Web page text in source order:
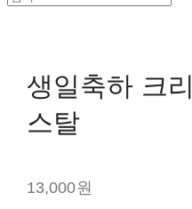
생일축하 크리
스탈
13,000원